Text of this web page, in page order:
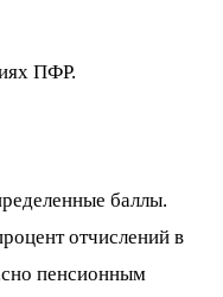
ПФР.
баллы.
отчислений в
пенсионным